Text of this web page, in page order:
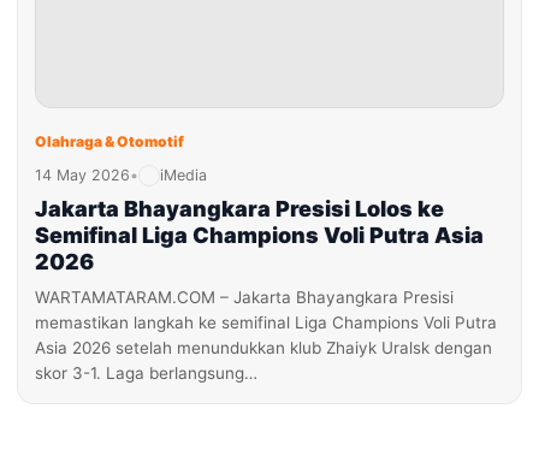
Olahraga & Otomotif
14 May 2026• iMedia
Jakarta Bhayangkara Presisi Lolos ke
Semifinal Liga Champions Voli Putra Asia
2026
WARTAMATARAM.COM – Jakarta Bhayangkara Presisi
memastikan langkah ke semifinal Liga Champions Voli Putra
Asia 2026 setelah menundukkan klub Zhaiyk Uralsk dengan
skor 3-1. Laga berlangsung…